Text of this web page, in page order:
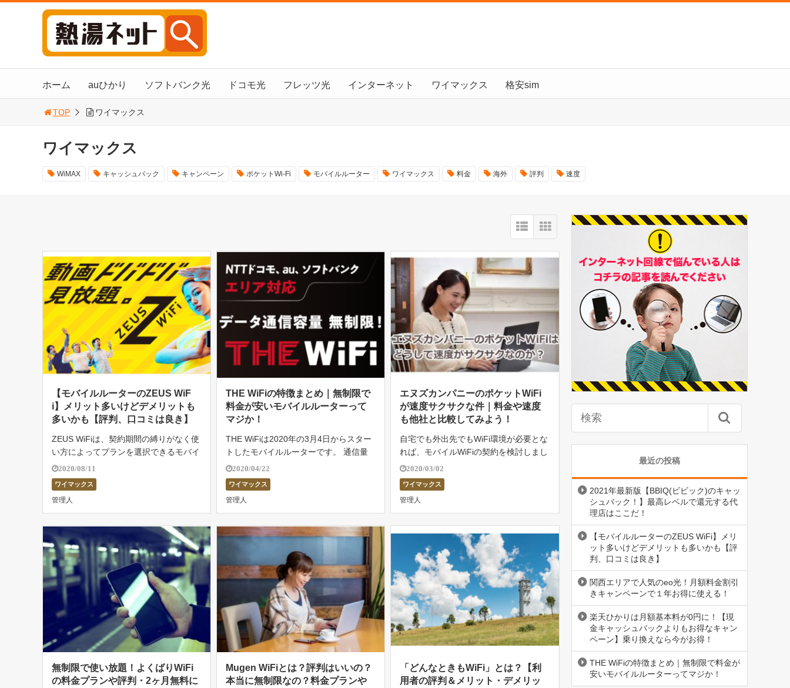
ホーム auひかり ソフトバンク光 ドコモ光 フレッツ光 インターネット ワイマックス 格安sim
TOP ワイマックス
ワイマックス
WiMAX キャッシュバック キャンペーン ポケットWi-Fi モバイルルーター ワイマックス 料金 海外 評判 速度
【モバイルルーターのZEUS WiF
i】メリット多いけどデメリットも
多いかも【評判、口コミは良き】
ZEUS WiFiは、契約期間の縛りがなく使
い方によってプランを選択できるモバイ
ルルーターのサービスです。必要な通信
量に合わせて契約ができるので料金の無
駄がなく、解約事務手数料も発生しない
ので速度に不満があったらすぐに解 […]
2020/08/11
ワイマックス
管理人
THE WiFiの特徴まとめ｜無制限で
料金が安いモバイルルーターって
マジか！
THE WiFiは2020年の3月4日からスター
トしたモバイルルーターです。 通信量
無制限でドコモ・au・ソフトバンクの回
線が利用できるので、全国のエリアで快
適に使えます。そして今後は5Gにも対
応することも発表しています […]
2020/04/22
ワイマックス
管理人
エヌズカンパニーのポケットWiFi
が速度サクサクな件｜料金や速度
も他社と比較してみよう！
自宅でも外出先でもWiFi環境が必要とな
れば、モバイルWiFiの契約を検討しまし
ょう。モバイルWiFiはポケットに入るく
らい小さなルーターで、1台あれば5台以
上の端末をネットに繋げることができま
す。最近では、海外に持って […]
2020/03/02
ワイマックス
管理人
無制限で使い放題！よくばりWiFi
の料金プランや評判・2ヶ月無料に
Mugen WiFiとは？評判はいいの？
本当に無制限なの？料金プランや
「どんなときもWiFi」とは？【利
用者の評判＆メリット・デメリッ
最近の投稿
2021年最新版【BBIQ(ビビック)のキャッ
シュバック！】最高レベルで還元する代
理店はここだ！
【モバイルルーターのZEUS WiFi】メリ
ット多いけどデメリットも多いかも【評
判、口コミは良き】
関西エリアで人気のeo光！月額料金割引
きキャンペーンで１年お得に使える！
楽天ひかりは月額基本料が0円に！【現
金キャッシュバックよりもお得なキャン
ペーン】乗り換えなら今がお得！
THE WiFiの特徴まとめ｜無制限で料金が
安いモバイルルーターってマジか！